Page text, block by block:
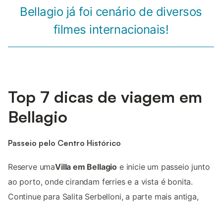
Bellagio já foi cenário de diversos
filmes internacionais!
Top 7 dicas de viagem em
Bellagio
Passeio pelo Centro Histórico
Reserve umaVilla em Bellagio e inicie um passeio junto
ao porto, onde cirandam ferries e a vista é bonita.
Continue para Salita Serbelloni, a parte mais antiga,